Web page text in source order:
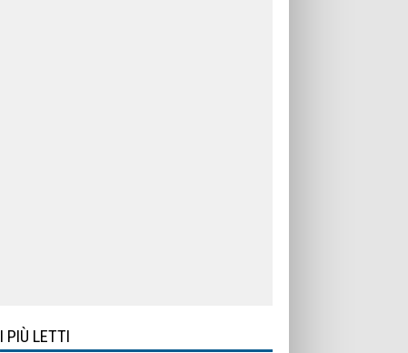
I PIÙ LETTI